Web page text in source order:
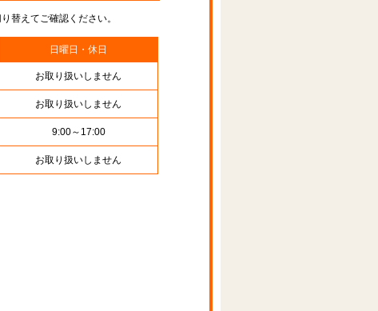
替えてご確認ください。
日曜日・休日
お取り扱いしません
お取り扱いしません
9:00～17:00
お取り扱いしません